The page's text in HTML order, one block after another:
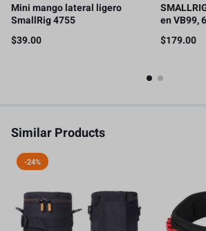
Mini mango lateral ligero
SmallRig 4755
$39.00
en VB99,
de 100
$179.00
Similar Products
-24%